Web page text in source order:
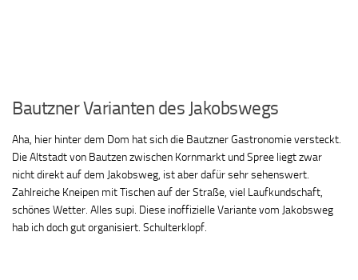
Bautzner Varianten des Jakobswegs
Aha, hier hinter dem Dom hat sich die Bautzner Gastronomie versteckt.
Die Altstadt von Bautzen zwischen Kornmarkt und Spree liegt zwar
nicht direkt auf dem Jakobsweg, ist aber dafür sehr sehenswert.
Zahlreiche Kneipen mit Tischen auf der Straße, viel Laufkundschaft,
schönes Wetter. Alles supi. Diese inoffizielle Variante vom Jakobsweg
hab ich doch gut organisiert. Schulterklopf.